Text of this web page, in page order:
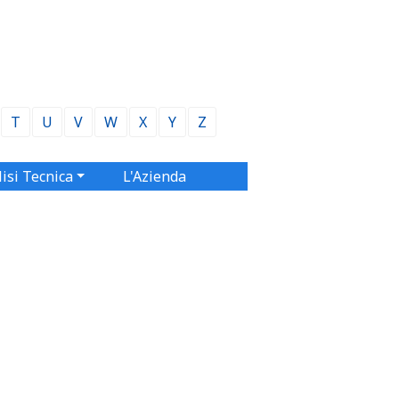
T U V W X Y Z
Tecnica L'Azienda